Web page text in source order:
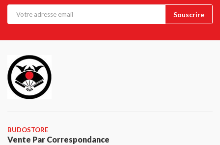
BUDOSTORE
Vente Par Correspondance